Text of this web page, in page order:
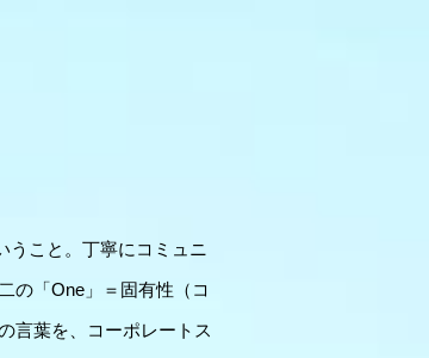
うこと。丁寧にコミュニ
の「One」＝固有性（コ
言葉を、コーポレートス